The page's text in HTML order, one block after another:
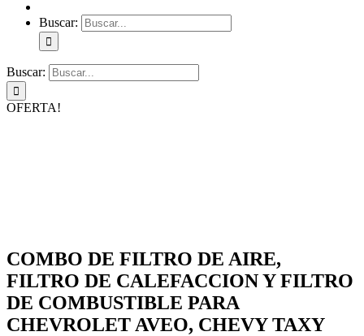
Buscar:
Buscar:
OFERTA!
COMBO DE FILTRO DE AIRE,
FILTRO DE CALEFACCION Y FILTRO
DE COMBUSTIBLE PARA
CHEVROLET AVEO, CHEVY TAXY